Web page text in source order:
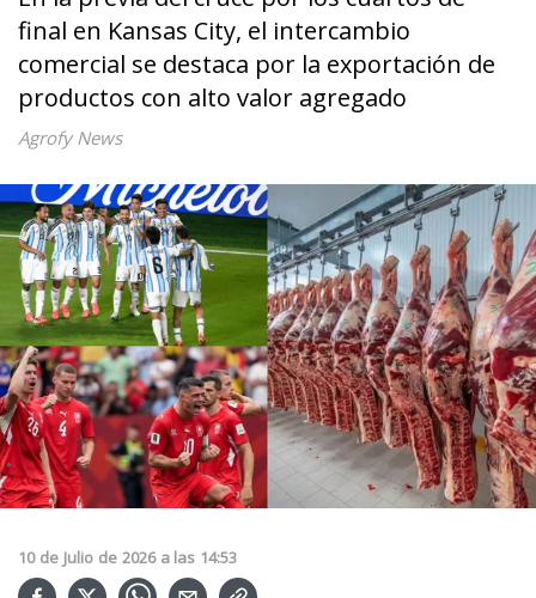
final en Kansas City, el intercambio
comercial se destaca por la exportación de
productos con alto valor agregado
Agrofy News
10 de Julio de 2026 a las 14:53